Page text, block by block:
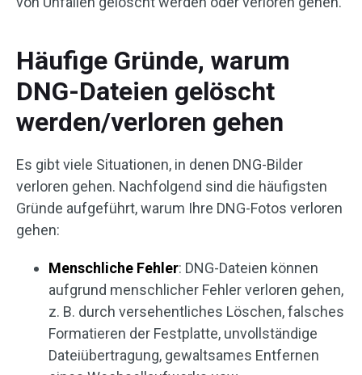
Häufige Gründe, warum
DNG-Dateien gelöscht
werden/verloren gehen
Es gibt viele Situationen, in denen DNG-Bilder
verloren gehen. Nachfolgend sind die häufigsten
Gründe aufgeführt, warum Ihre DNG-Fotos verloren
gehen:
Menschliche Fehler: DNG-Dateien können
aufgrund menschlicher Fehler verloren gehen,
z. B. durch versehentliches Löschen, falsches
Formatieren der Festplatte, unvollständige
Dateiübertragung, gewaltsames Entfernen